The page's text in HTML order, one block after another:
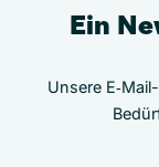
Ein
Unsere